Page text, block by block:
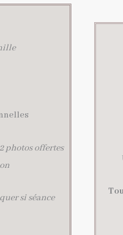
2 photos offertes
si séance